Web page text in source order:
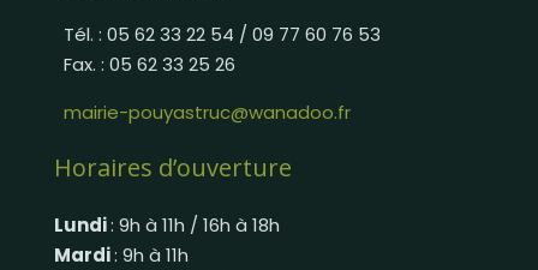
Tél. : 05 62 33 22 54 / 09 77 60 76 53
Fax. : 05 62 33 25 26
mairie-pouyastruc@wanadoo.fr
Horaires d’ouverture
Lundi: 9h à 11h / 16h à 18h
Mardi: 9h à 11h